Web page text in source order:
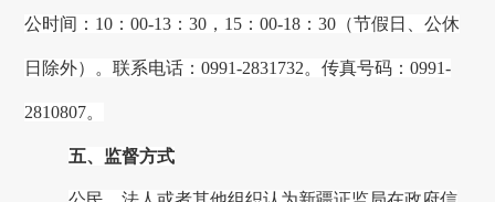
公时间： 10 ：00-13 ：30， 15 ：00-18 ：30 （节假日、公休
日除外）。联系电话：0991-2831732。传真号码：0991-
2810807。
五、监督方式